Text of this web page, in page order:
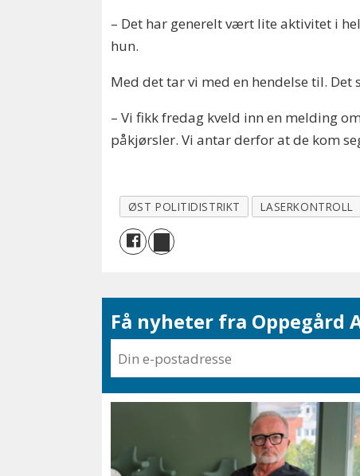
– Det har generelt vært lite aktivitet i
hun.
Med det tar vi med en hendelse til.
– Vi fikk fredag kveld inn en melding
påkjørsler. Vi antar derfor at de kom
ØST POLITIDISTRIKT LASERKONTROLL
Få nyheter fra Oppegård